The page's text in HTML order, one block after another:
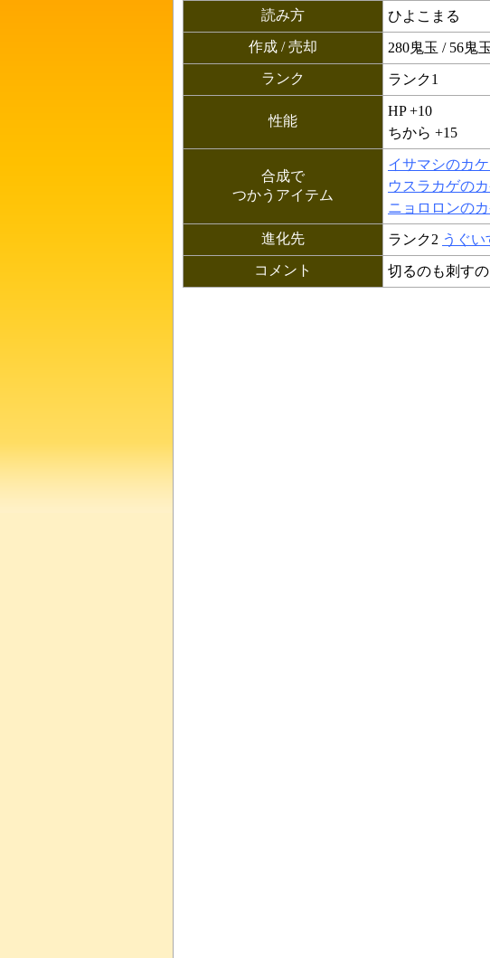
読み方
ひよこまる
作成 / 売却
280鬼玉 / 56鬼玉
ランク
ランク1
性能
HP +10
ちから +15
合成で
つかうアイテム
イサマシのカ
ウスラカゲの
ニョロロンの
進化先
ランク2 うぐい
コメント
切るのも刺す